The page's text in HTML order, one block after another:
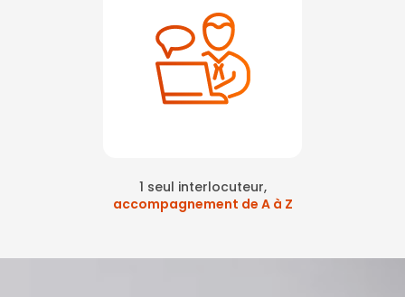
1 seul interlocuteur,
accompagnement de A à Z